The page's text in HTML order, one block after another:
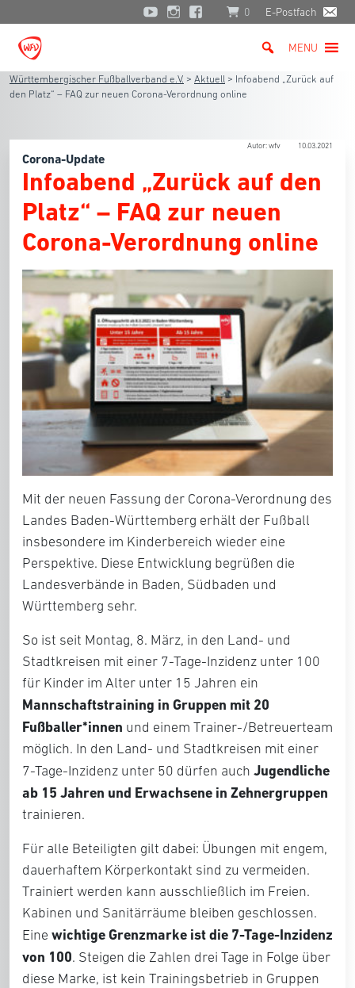
0 E-Postfach
MENU
Württembergischer Fußballverband e.V. > Aktuell > Infoabend „Zurück auf
den Platz“ – FAQ zur neuen Corona-Verordnung online
Autor: wfv 10.03.2021
Corona-Update
Infoabend „Zurück auf den
Platz“ – FAQ zur neuen
Corona-Verordnung online
Mit der neuen Fassung der Corona-Verordnung des
Landes Baden-Württemberg erhält der Fußball
insbesondere im Kinderbereich wieder eine
Perspektive. Diese Entwicklung begrüßen die
Landesverbände in Baden, Südbaden und
Württemberg sehr.
So ist seit Montag, 8. März, in den Land- und
Stadtkreisen mit einer 7-Tage-Inzidenz unter 100
für Kinder im Alter unter 15 Jahren ein
Mannschaftstraining in Gruppen mit 20
Fußballer*innen und einem Trainer-/Betreuerteam
möglich. In den Land- und Stadtkreisen mit einer
7-Tage-Inzidenz unter 50 dürfen auch Jugendliche
ab 15 Jahren und Erwachsene in Zehnergruppen
trainieren.
Für alle Beteiligten gilt dabei: Übungen mit engem,
dauerhaftem Körperkontakt sind zu vermeiden.
Trainiert werden kann ausschließlich im Freien.
Kabinen und Sanitärräume bleiben geschlossen.
Eine wichtige Grenzmarke ist die 7-Tage-Inzidenz
von 100. Steigen die Zahlen drei Tage in Folge über
diese Marke, ist kein Trainingsbetrieb in Gruppen